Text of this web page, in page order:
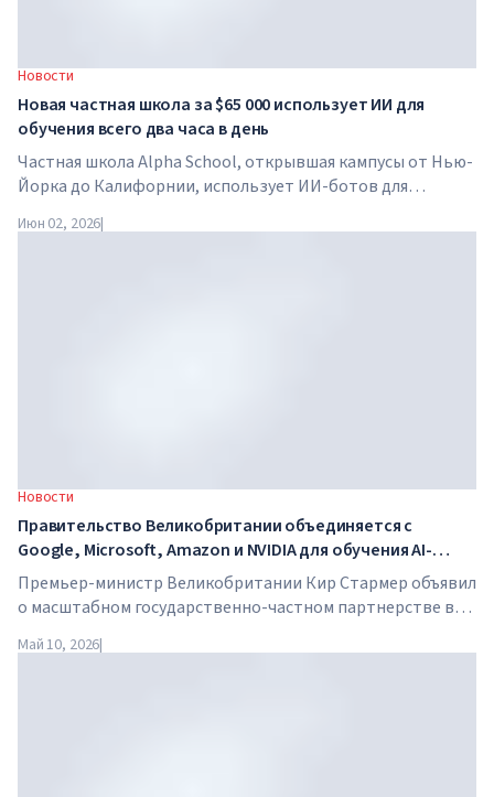
Новости
Новая частная школа за $65 000 использует ИИ для
обучения всего два часа в день
Частная школа Alpha School, открывшая кампусы от Нью-
Йорка до Калифорнии, использует ИИ-ботов для
в день. В школе нет традиционных учителей, домашних
Июн 02, 2026|
Новости
Правительство Великобритании объединяется с
Google, Microsoft, Amazon и NVIDIA для обучения AI-
навыкам миллионов работников
Премьер-министр Великобритании Кир Стармер объявил
о масштабном государственно-частном партнерстве в
Amazon и NVIDIA совместно с правительством запускают
Май 10, 2026|